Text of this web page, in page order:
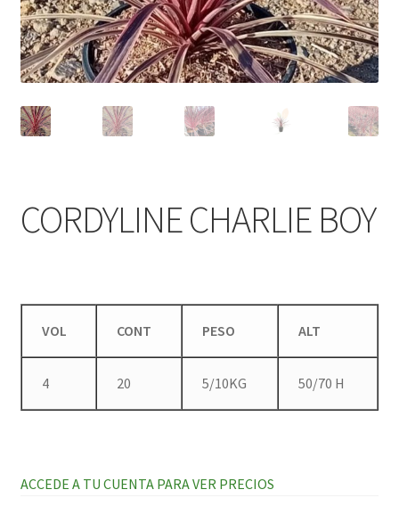
CORDYLINE CHARLIE BOY
VOL CONT PESO ALT
4 20 5/10KG 50/70 H
ACCEDE A TU CUENTA PARA VER PRECIOS